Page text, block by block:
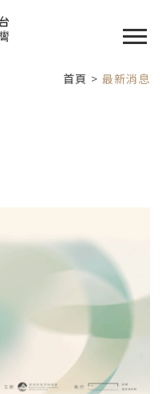
首頁 最新消息